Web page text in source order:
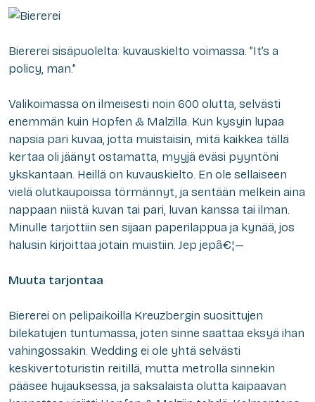
Biererei sisäpuolelta: kuvauskielto voimassa. ”It’s a
policy, man.”
Valikoimassa on ilmeisesti noin 600 olutta, selvästi
enemmän kuin Hopfen & Malzilla. Kun kysyin lupaa
napsia pari kuvaa, jotta muistaisin, mitä kaikkea tällä
kertaa oli jäänyt ostamatta, myyjä eväsi pyyntöni
ykskantaan. Heillä on kuvauskielto. En ole sellaiseen
vielä olutkaupoissa törmännyt, ja sentään melkein aina
nappaan niistä kuvan tai pari, luvan kanssa tai ilman.
Minulle tarjottiin sen sijaan paperilappua ja kynää, jos
halusin kirjoittaa jotain muistiin. Jep jepâ€¦—
Muuta tarjontaa
Biererei on pelipaikoilla Kreuzbergin suosittujen
bilekatujen tuntumassa, joten sinne saattaa eksyä ihan
vahingossakin. Wedding ei ole yhtä selvästi
keskivertoturistin reitillä, mutta metrolla sinnekin
pääsee hujauksessa, ja saksalaista olutta kaipaavan